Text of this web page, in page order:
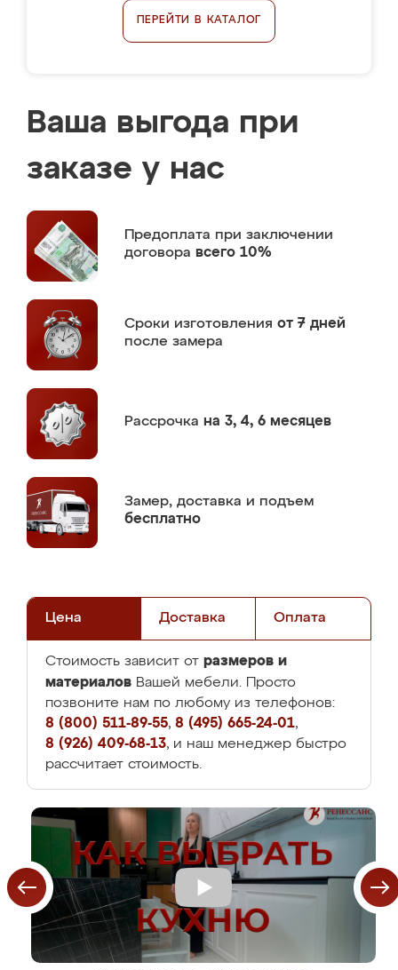
ПЕРЕЙТИ В КАТАЛОГ
Ваша выгода при
заказе у нас
Предоплата при заключении
договора всего 10%
Сроки изготовления от 7 дней
после замера
Рассрочка на 3, 4, 6 месяцев
Замер, доставка и подъем
бесплатно
Цена Доставка Оплата
Стоимость зависит от размеров и
материалов Вашей мебели. Просто
позвоните нам по любому из телефонов:
8 (800) 511-89-55, 8 (495) 665-24-01,
8 (926) 409-68-13, и наш менеджер быстро
рассчитает стоимость.